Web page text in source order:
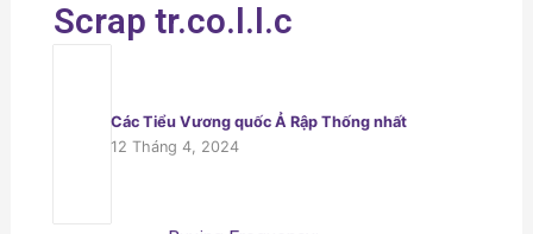
Scrap tr.co.l.l.c
Các Tiểu Vương quốc Ả Rập Thống nhất
12 Tháng 4, 2024